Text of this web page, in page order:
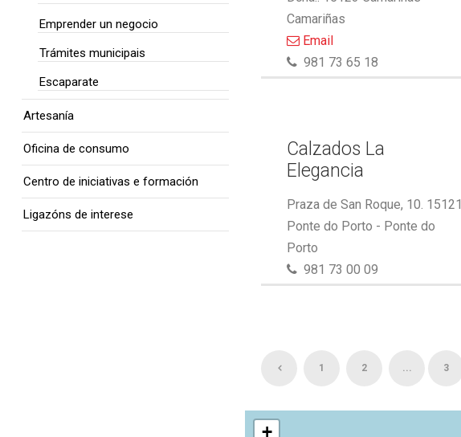
Camariñas
Email
981 73 65 18
Calzados La
Elegancia
Praza de San Roque, 10. 15121
Ponte do Porto - Ponte do
Porto
981 73 00 09
1 2 ... 3
+
Emprender un negocio
Trámites municipais
Escaparate
Artesanía
Oficina de consumo
Centro de iniciativas e formación
Ligazóns de interese